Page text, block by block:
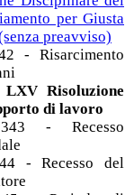
per Giusta
preavviso)
- Risarcimento
Risoluzione
di lavoro
- Recesso
- Recesso del